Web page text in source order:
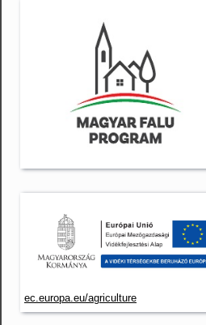
ec.europa.eu/agriculture